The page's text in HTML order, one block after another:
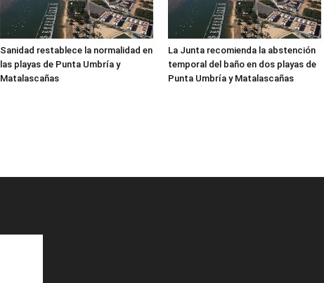
Sanidad restablece la normalidad en
las playas de Punta Umbría y
Matalascañas
La Junta recomienda la abstención
temporal del baño en dos playas de
Punta Umbría y Matalascañas